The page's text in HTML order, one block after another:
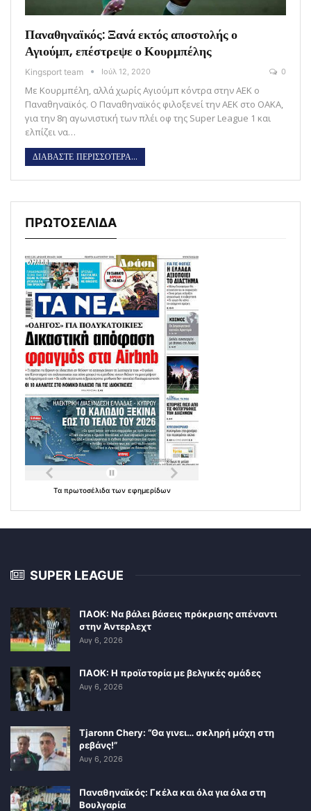
Παναθηναϊκός: Ξανά εκτός αποστολής ο
Αγιούμπ, επέστρεψε ο Κουρμπέλης
Kingsport team Ιούλ 12, 2020 0
Με Κουρμπέλη, αλλά χωρίς Αγιούμπ κόντρα στην ΑΕΚ ο
Παναθηναϊκός. Ο Παναθηναϊκός φιλοξενεί την ΑΕΚ στο ΟΑΚΑ,
για την 8η αγωνιστική των πλέι οφ της Super League 1 και
ελπίζει να…
ΔΙΑΒΑΣΤΕ ΠΕΡΙΣΣΟΤΕΡΑ...
ΠΡΩΤΟΣΕΛΙΔΑ
Τα πρωτοσέλιδα των εφημερίδων
SUPER LEAGUE
ΠΑΟΚ: Να βάλει βάσεις πρόκρισης απέναντι
στην Άντερλεχτ
Αυγ 6, 2026
ΠΑΟΚ: Η προϊστορία με βελγικές ομάδες
Αυγ 6, 2026
Tjaronn Chery: “Θα γινει… σκληρή μάχη στη
ρεβάνς!”
Αυγ 6, 2026
Παναθηναϊκός: Γκέλα και όλα για όλα στη
Βουλγαρία